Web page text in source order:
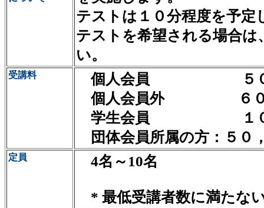
テストは１０分程度を予定
テストを希望される場合
い。
受講料
個人会員 ５０，
個人会員外 ６０，
学生会員 １０，
団体会員所属の方：５０
定員 4名～10名
* 最低受講者数に満たな